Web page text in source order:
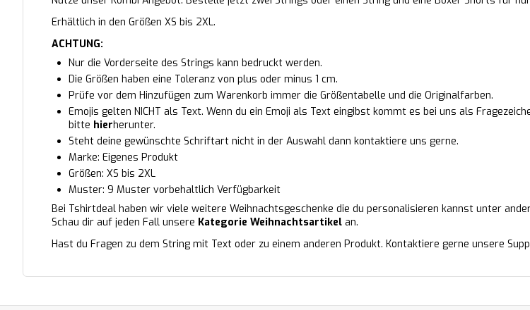
Erhältlich in den Größen XS bis 2XL.
ACHTUNG:
Nur die Vorderseite des Strings kann bedruckt werden.
Die Größen haben eine Toleranz von plus oder minus 1 cm.
Prüfe vor dem Hinzufügen zum Warenkorb immer die Größentabelle und die Originalfarben.
Emojis gelten NICHT als Text. Wenn du ein Emoji als Text eingibst kommt es bei uns als
bitte hierherunter.
Steht deine gewünschte Schriftart nicht in der Auswahl dann kontaktiere uns gerne.
Marke: Eigenes Produkt
Größen: XS bis 2XL
Muster: 9 Muster vorbehaltlich Verfügbarkeit
Bei Tshirtdeal haben wir viele weitere Weihnachtsgeschenke die du personalisieren kannst unter
Schau dir auf jeden Fall unsere Kategorie Weihnachtsartikel an.
Hast du Fragen zu dem String mit Text oder zu einem anderen Produkt. Kontaktiere gerne unsere